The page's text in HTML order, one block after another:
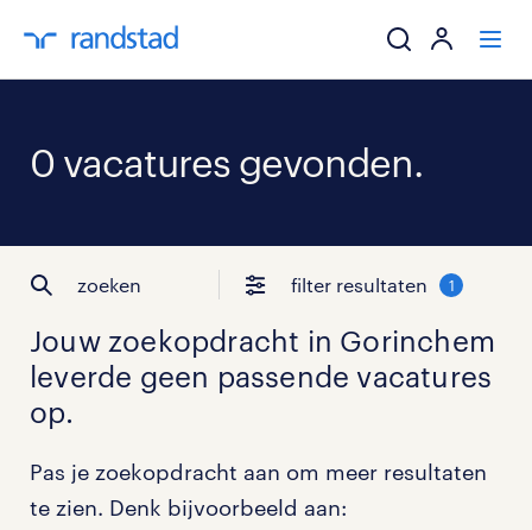
ik zoek een
over randstad
0 vacatures gevonden.
zoeken filter resultaten 1
Jouw zoekopdracht in Gorinchem
leverde geen passende vacatures
op.
Pas je zoekopdracht aan om meer resultaten
te zien. Denk bijvoorbeeld aan: